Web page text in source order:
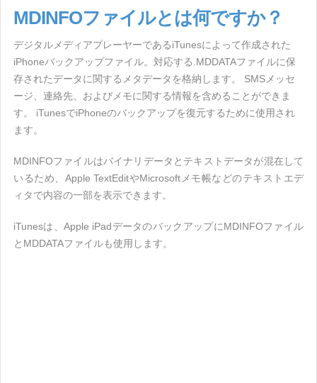
MDINFOファイルとは何ですか？
デジタルメディアプレーヤーであるiTunesによって作成された
iPhoneバックアップファイル。対応する.MDDATAファイルに保
存されたデータに関するメタデータを格納します。 SMSメッセ
ージ、連絡先、およびメモに関する情報を含めることができま
す。 iTunesでiPhoneのバックアップを復元するために使用され
ます。
MDINFOファイルはバイナリデータとテキストデータが混在して
いるため、Apple TextEditやMicrosoftメモ帳などのテキストエデ
ィタで内容の一部を表示できます。
iTunesは、Apple iPadデータのバックアップにMDINFOファイル
とMDDATAファイルも使用します。